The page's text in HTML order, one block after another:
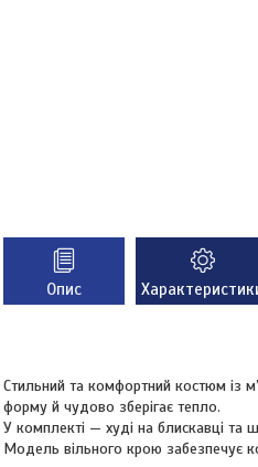
Опис
Стильний та комфортний костюм із
форму й чудово зберігає тепло.
У комплекті — худі на блискавці
Модель вільного крою забезпечує